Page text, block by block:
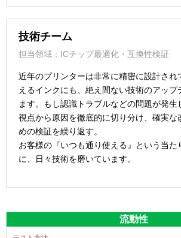
技術チーム
担当領域：ICチップ最適化・互換性検証
近年のプリンターは非常に精密に設計され
えるインクにも、絶え間ない技術のアップ
ます。もし認識トラブルなどの問題が発生
視点から原因を徹底的に切り分け、確実な
めの検証を繰り返す。
お客様の『いつも通り使える』という当た
に、日々技術を磨いています。
流動性